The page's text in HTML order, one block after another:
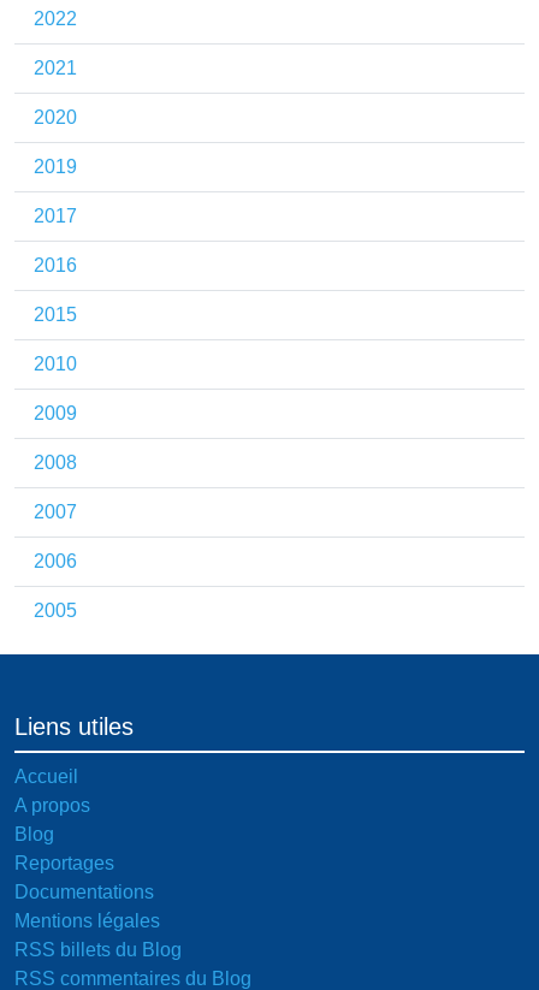
2022
2021
2020
2019
2017
2016
2015
2010
2009
2008
2007
2006
2005
Liens utiles
Accueil
A propos
Blog
Reportages
Documentations
Mentions légales
RSS billets du Blog
RSS commentaires du Blog